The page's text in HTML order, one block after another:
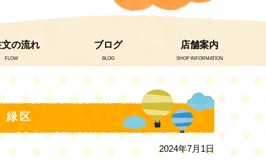
文の流れ
FLOW
ブログ
BLOG
店舗案内
SHOP INFORMATION
緑区
2024年7月1日